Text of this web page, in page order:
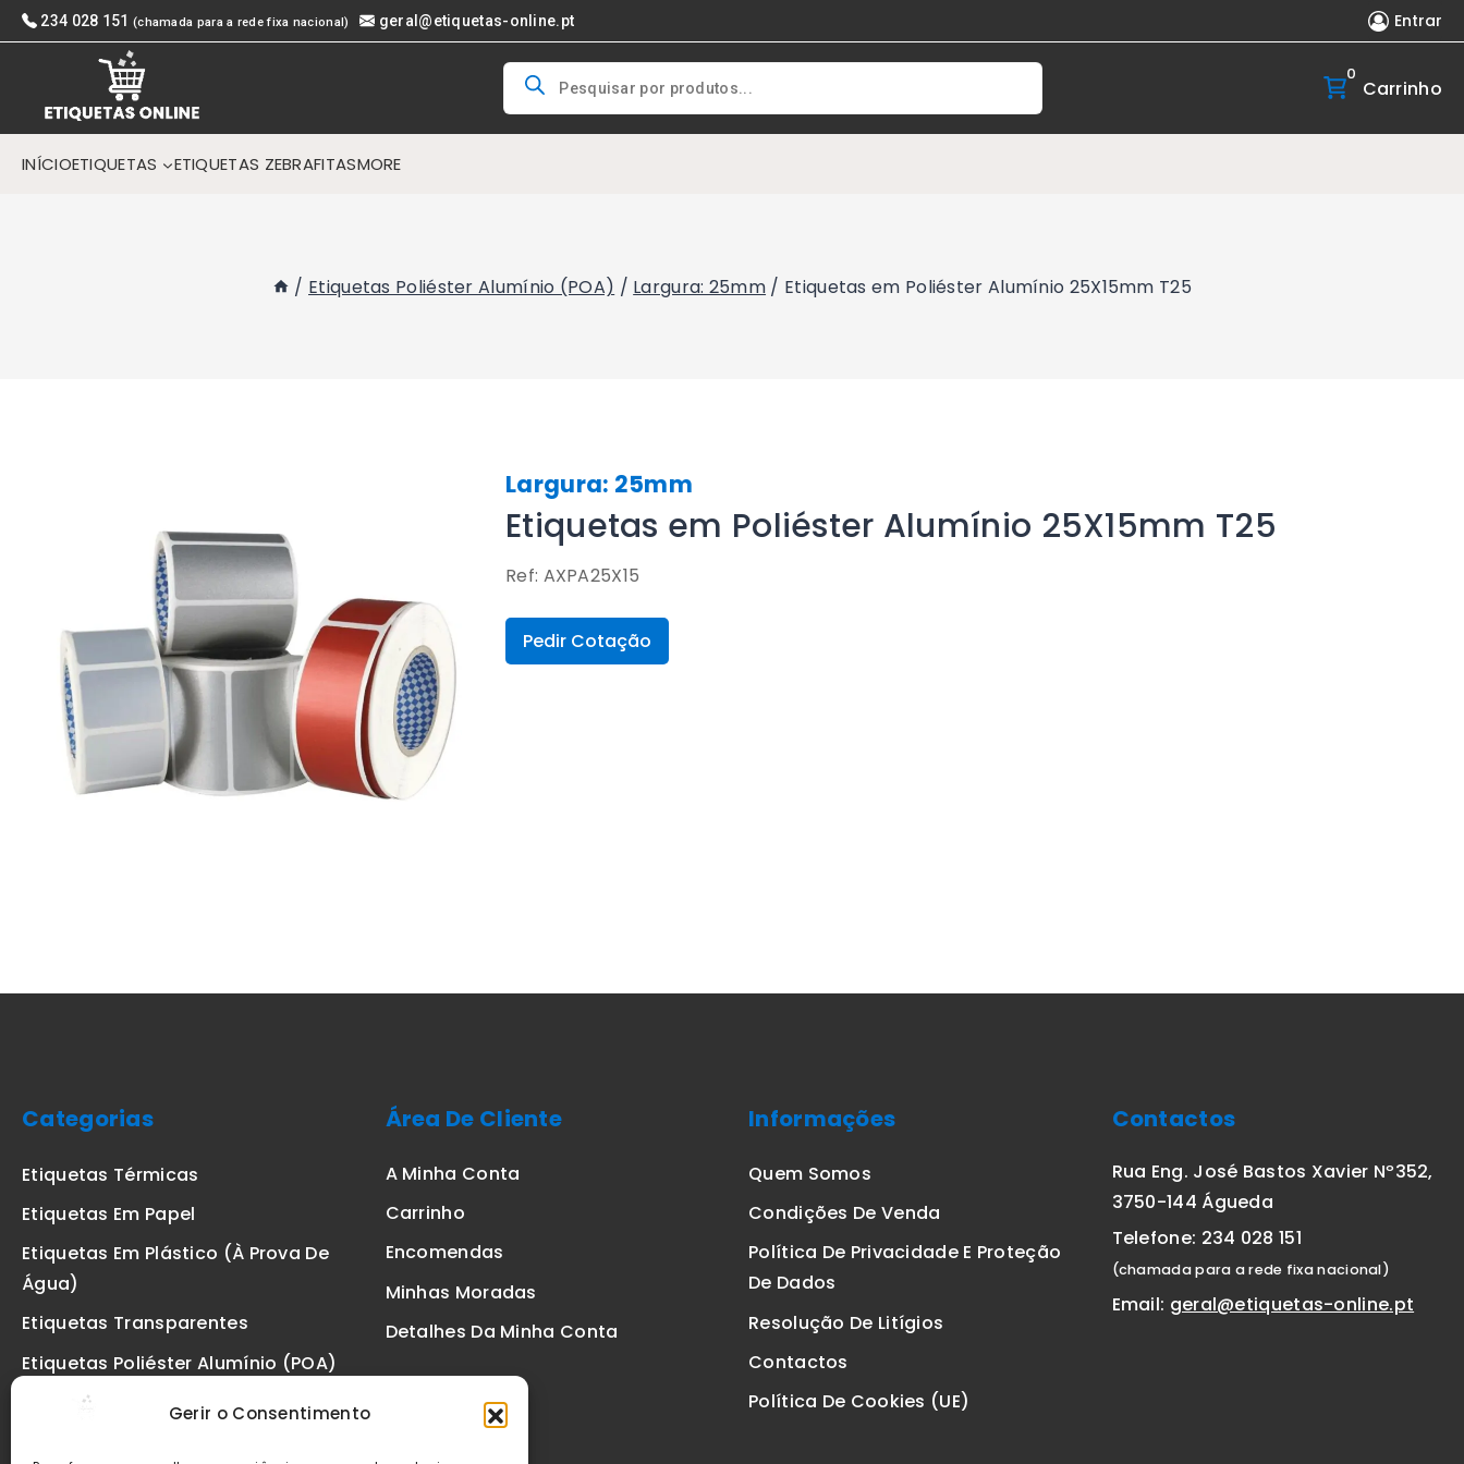
Gerir o Consentimento
Skip
to
234 028 151 (chamada para a rede fixa nacional) geral@etiquetas-online.pt Entrar
Products
search
0
Carrinho
INÍCIOETIQUETAS ETIQUETAS ZEBRAFITASMORE
/ Etiquetas Poliéster Alumínio (POA) / Largura: 25mm / Etiquetas em Poliéster Alumínio 25X15mm T25
Largura: 25mm
Etiquetas em Poliéster Alumínio 25X15mm T25
Ref: AXPA25X15
Pedir Cotação
Categorias
Etiquetas Térmicas
Etiquetas Em Papel
Etiquetas Em Plástico (à Prova De
Água)
Etiquetas Transparentes
Etiquetas Poliéster Alumínio (POA)
Etiquetas De Segurança VOID
Área De Cliente
A Minha Conta
Carrinho
Encomendas
Minhas Moradas
Detalhes Da Minha Conta
Informações
Quem Somos
Condições De Venda
Política De Privacidade E Proteção
De Dados
Resolução De Litígios
Contactos
Política De Cookies (UE)
Contactos
Rua Eng. José Bastos Xavier Nº352,
3750-144 Águeda
Telefone: 234 028 151
(chamada para a rede fixa nacional)
Email: geral@etiquetas-online.pt